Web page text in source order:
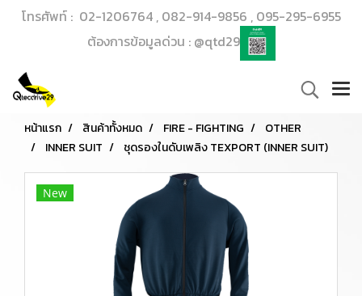
โทรศัพท์ : 02-1206764 , 082-914-9856 , 095-295-6955
ต้องการข้อมูลด่วน : @qtd29
หน้าแรก สินค้าทั้งหมด FIRE - FIGHTING
OTHER
INNER SUIT
ชุดรองในดับเพลิง TEXPORT (INNER SUIT)
New